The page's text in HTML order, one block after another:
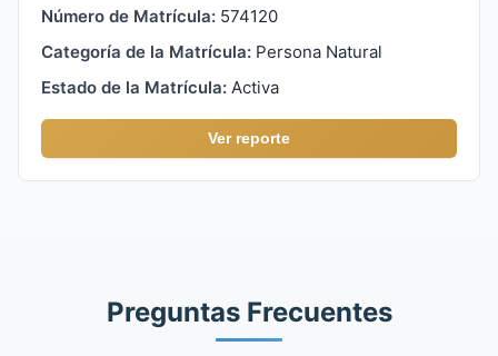
Número de Matrícula: 574120
Categoría de la Matrícula: Persona Natural
Estado de la Matrícula: Activa
Ver reporte
Preguntas Frecuentes